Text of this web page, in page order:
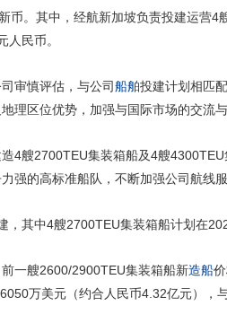
币。其中，经航新加坡负责投建运营
人民币。
审慎评估，与公司船舶投建计划相匹
理区位优势，加强与国际市场的交流
4艘2700TEU集装箱船及4艘
强的高标准船队，不断加强公司航线
，其中4艘2700TEU集装箱船计划在
一艘2600/2900TEU集装箱船新造船
万美元（约合人民币4.32亿元），